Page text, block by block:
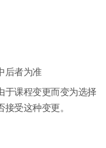
后者为准
于课程变更而变为选择
受这种变更。